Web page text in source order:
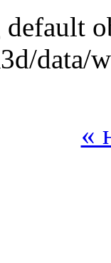
data/
«